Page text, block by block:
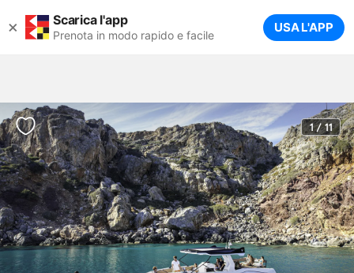
× Scarica l'app
Prenota in modo rapido e facile USA L'APP
1 / 11